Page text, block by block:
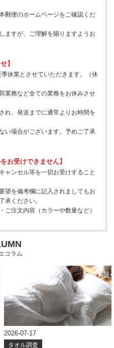
郵便のホームページをご確認くだ
ますが、ご理解を賜りますようお
】
休業とさせていただきます。（休
業務など全ての業務をお休みさせ
れ、発送までに通常よりお時間を
い場合がございます。予めご了承
お受けできません】
ャンセル等を一切お受けすること
望を備考欄に記入されましてもお
承ください。
ご注文内容（カラーや数量など）
コラム
2026-07-17
タオル調査